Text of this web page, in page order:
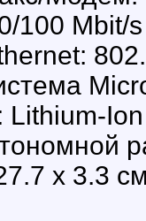
100 Mbit/s
Lithium-Ion
x 3.3